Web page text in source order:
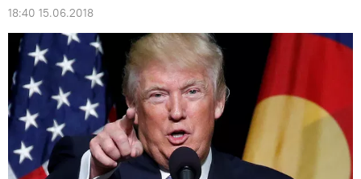
18:40 15.06.2018